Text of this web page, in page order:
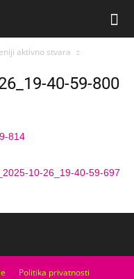
aktivno stvara
40-59-800
Politika privatnosti